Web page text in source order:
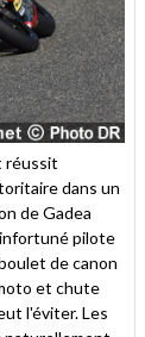
réussit
dans un
de Gadea
pilote
de canon
et chute
l'éviter. Les